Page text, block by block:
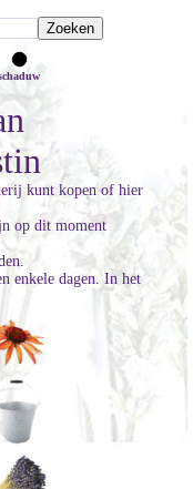
kunt kopen of hier
op dit moment
enkele dagen. In het